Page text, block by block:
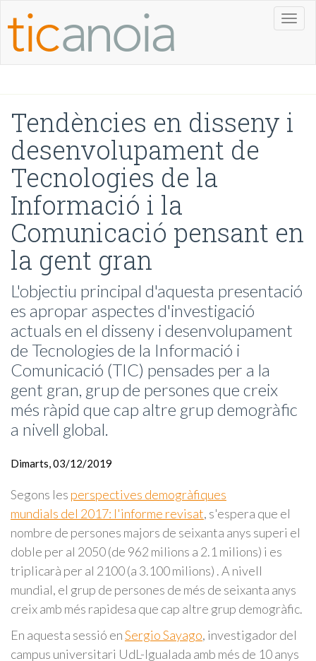
Tendències en disseny i
desenvolupament de
Tecnologies de la
Informació i la
Comunicació pensant en
la gent gran
L'objectiu principal d'aquesta presentació
es apropar aspectes d'investigació
actuals en el disseny i desenvolupament
de Tecnologies de la Informació i
Comunicació (TIC) pensades per a la
gent gran, grup de persones que creix
més ràpid que cap altre grup demogràfic
a nivell global.
Dimarts, 03/12/2019
Segons les perspectives demogràfiques
mundials del 2017: l'informe revisat, s'espera que el
nombre de persones majors de seixanta anys superi el
doble per al 2050 (de 962 milions a 2.1 milions) i es
triplicarà per al 2100 (a 3.100 milions) . A nivell
mundial, el grup de persones de més de seixanta anys
creix amb més rapidesa que cap altre grup demogràfic.
En aquesta sessió enSergio Sayago, investigador del
campus universitari UdL-Igualada amb més de 10 anys